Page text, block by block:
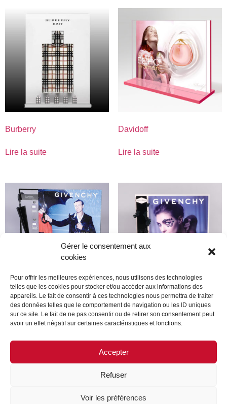
Gérer le consentement aux
cookies
Pour offrir les meilleures expériences, nous utilisons des technologies
telles que les cookies pour stocker et/ou accéder aux informations des
appareils. Le fait de consentir à ces technologies nous permettra de traiter
des données telles que le comportement de navigation ou les ID uniques
sur ce site. Le fait de ne pas consentir ou de retirer son consentement peut
avoir un effet négatif sur certaines caractéristiques et fonctions.
Accepter
Refuser
Voir les préférences
Burberry
Lire la suite
Davidoff
Lire la suite
Givenchy
Lire la suite
Givenchy
Lire la suite